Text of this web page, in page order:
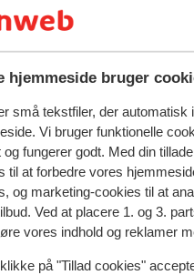
hjemmeside bruger
små tekstfiler, der
Vi bruger funktionelle
og fungerer godt. Med din
til at forbedre vores
og marketing-cookies til at
Ved at placere 1. og 3.
vores indhold og reklamer
på "Tillad cookies"
overnatningssted i